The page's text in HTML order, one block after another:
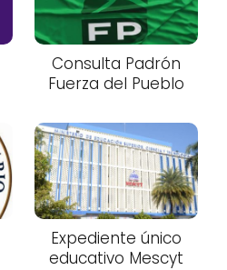
Consulta Padrón
Fuerza del Pueblo
Expediente único
educativo Mescyt